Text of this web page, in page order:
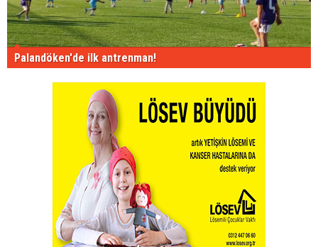
Palandöken'de ilk antrenman!